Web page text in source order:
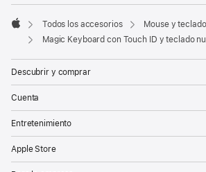
en
Apple
Todos los accesorios
Mouse y
Magic Keyboard con Touch ID y teclado numérico para modelos de Mac con chip de Apple
Descubrir y comprar
Cuenta
Entretenimiento
Apple Store